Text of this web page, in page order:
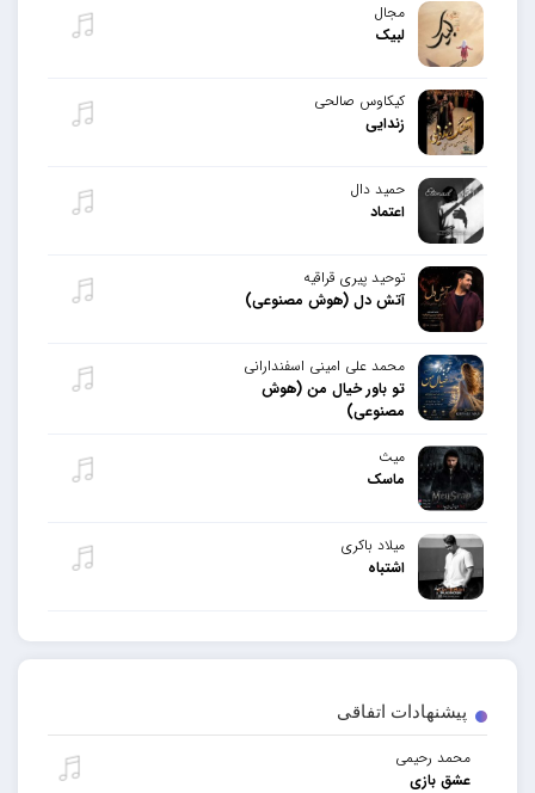
پیشنهادات اتفاقی
محمد رحیمی
عشق بازی
مجال
لبیک
کیکاوس صالحی
زندایی
حمید دال
اعتماد
توحید پیری قراقیه
آتش دل (هوش مصنوعی)
محمد علی امینی اسفندارانی
تو باور خیال من (هوش
مصنوعی)
میث
ماسک
میلاد باکری
اشتباه